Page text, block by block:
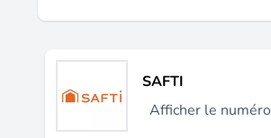
SAFTI
Afficher le numéro